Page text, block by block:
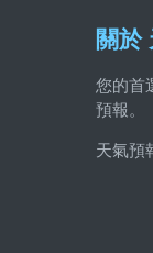
關於
您的首
預報。
天氣預